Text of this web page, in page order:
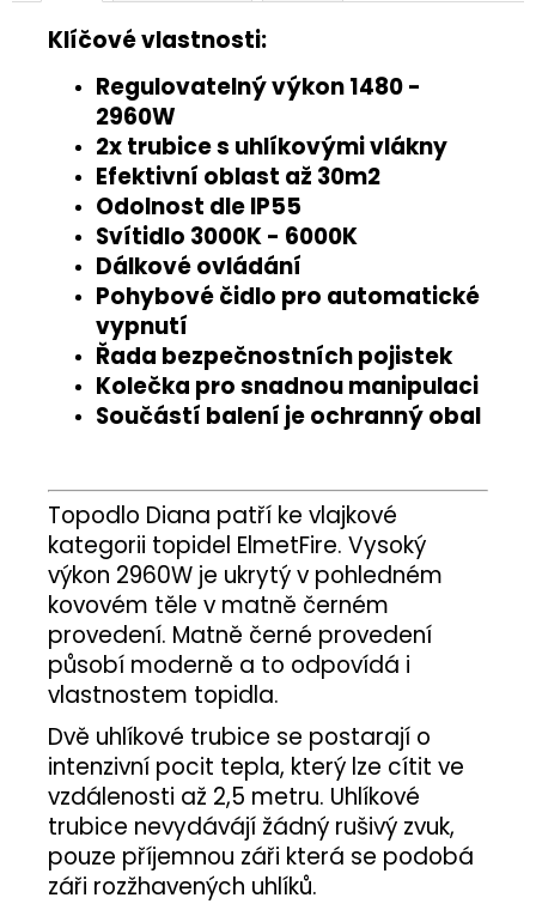
Klíčové vlastnosti:
Regulovatelný výkon 1480 -
2960W
2x trubice s uhlíkovými vlákny
Efektivní oblast až 30m2
Odolnost dle IP55
Svítidlo 3000K - 6000K
Dálkové ovládání
Pohybové čidlo pro automatické
vypnutí
Řada bezpečnostních pojistek
Kolečka pro snadnou manipulaci
Součástí balení je ochranný obal
Topodlo Diana patří ke vlajkové
kategorii topidel ElmetFire. Vysoký
výkon 2960W je ukrytý v pohledném
kovovém těle v matně černém
provedení. Matně černé provedení
působí moderně a to odpovídá i
vlastnostem topidla.
Dvě uhlíkové trubice se postarají o
intenzivní pocit tepla, který lze cítit ve
vzdálenosti až 2,5 metru. Uhlíkové
trubice nevydávájí žádný rušivý zvuk,
pouze příjemnou záři která se podobá
záři rozžhavených uhlíků.